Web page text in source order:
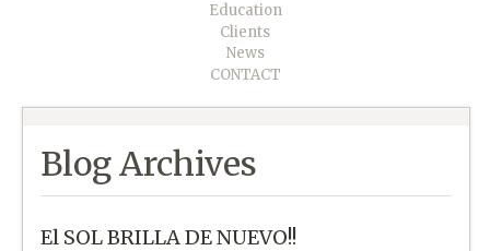
Education
Clients
News
CONTACT
Blog Archives
El SOL BRILLA DE NUEVO!!